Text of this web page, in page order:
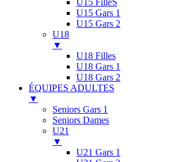
U15 Gars 1
U15 Gars 2
U18
▼
U18 Filles
U18 Gars 1
U18 Gars 2
ÉQUIPES ADULTES
▼
Seniors Gars 1
Seniors Dames
U21
▼
U21 Gars 1